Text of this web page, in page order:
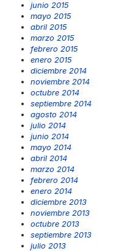
junio 2015
mayo 2015
abril 2015
marzo 2015
febrero 2015
enero 2015
diciembre 2014
noviembre 2014
octubre 2014
septiembre 2014
agosto 2014
julio 2014
junio 2014
mayo 2014
abril 2014
marzo 2014
febrero 2014
enero 2014
diciembre 2013
noviembre 2013
octubre 2013
septiembre 2013
julio 2013